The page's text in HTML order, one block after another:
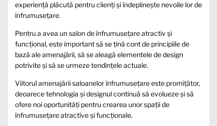
experiență plăcută pentru clienți și îndeplinește nevoile lor de
înfrumusețare.
Pentru a avea un salon de înfrumusețare atractiv și
funcțional, este important să se țină cont de principiile de
bază ale amenajării, să se aleagă elementele de design
potrivite și să se urmeze tendințele actuale.
Viitorul amenajării saloanelor înfrumusețare este promițător,
deoarece tehnologia și designul continuă să evolueze și să
ofere noi oportunități pentru crearea unor spații de
înfrumusețare atractive și funcționale.